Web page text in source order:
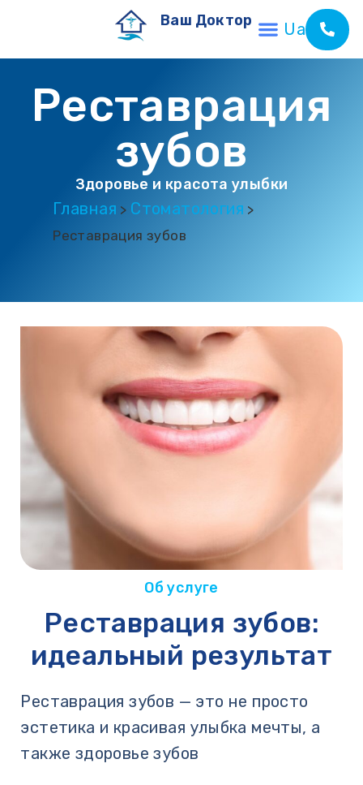
Ваш Доктор Ua
Реставрация
зубов
Здоровье и красота улыбки
Главная > Стоматология >
Реставрация зубов
Об услуге
Реставрация зубов:
идеальный результат
Реставрация зубов — это не просто
эстетика и красивая улыбка мечты, а
также здоровье зубов